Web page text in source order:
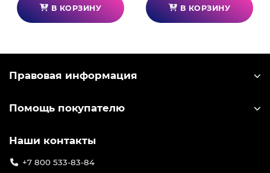
регулировки наклона рычага.
Ручной тормоз TSS Handbrake на 90% изготовлен
из металла: стали и алюминия. Он оснащен
высококачественными компонентами, включая
производства и плоские пружины
Магнитные датчики
В TSS Handbrake используется технология H. E. A.
В КОРЗИНУ В КОРЗИНУ
Правовая информация
Помощь покупателю
Наши контакты
+7 800 533-83-84